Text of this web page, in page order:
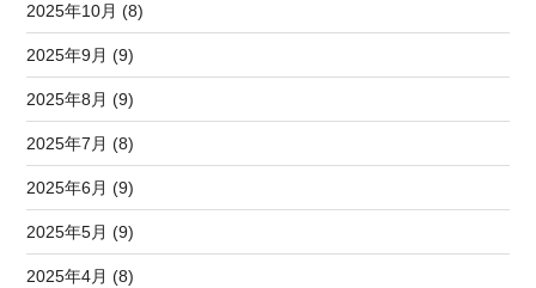
2025年10月 (8)
2025年9月 (9)
2025年8月 (9)
2025年7月 (8)
2025年6月 (9)
2025年5月 (9)
2025年4月 (8)